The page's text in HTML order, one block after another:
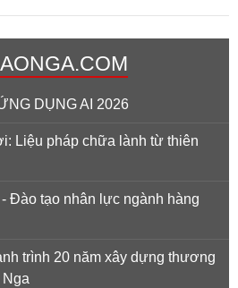
DỤNG AI 2026
Liệu pháp chữa lành từ thiên
Đào tạo nhân lực ngành hàng
trình 20 năm xây dựng thương